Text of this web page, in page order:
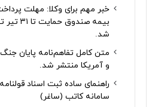
خبر مهم برای وکلا: مهلت
بیمه صندوق
شد.
متن کامل تفاهم‌نامه پایان جنگ
و آمریکا منتشر شد.
راهنمای ساده ثبت اسناد
سامانه کاتب (ساغر)